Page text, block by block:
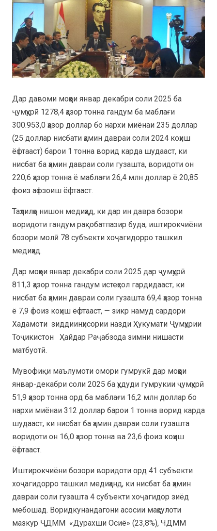
Дар давоми моҳҳои январ декабри соли 2025 ба
ҷумҳурӣ 1278,4 ҳазор тонна гандум ба маблағи
300.953,0 ҳазор доллар бо нархи миёнаи 235 доллар
(25 доллар нисбати ҳамин давраи соли 2024 коҳиш
ёфтааст) барои 1 тонна ворид карда шудааст, ки
нисбат ба ҳамин давраи соли гузашта, воридоти он
220,6 ҳазор тонна ё маблағи 26,4 млн доллар ё 20,85
фоиз афзоиш ёфтааст.
Таҳлилҳо нишон медиҳад, ки дар ин давра бозори
воридоти гандум рақобатпазир буда, иштирокчиёни
бозори молӣ 78 субъекти хоҷагидорро ташкил
медиҳад.
Дар моҳҳои январ декабри соли 2025 дар ҷумҳурӣ
811,3 ҳазор тонна гандум истеҳсол гардидааст, ки
нисбат ба ҳамин давраи соли гузашта 69,4 ҳазор тонна
ё 7,9 фоиз коҳиш ёфтааст, — зикр намуд сардори
Хадамоти зиддиинҳисории назди Ҳукумати Ҷумҳурии
Тоҷикистон Ҳайдар Раҷабзода зимни нишасти
матбуотӣ.
Мувофиқи маълумоти омори гумрукӣ дар моҳҳои
январ-декабри соли 2025 ба ҳудуди гумрукии ҷумҳурӣ
51,9 ҳазор тонна орд ба маблағи 16,2 млн доллар бо
нархи миёнаи 312 доллар барои 1 тонна ворид карда
шудааст, ки нисбат ба ҳамин давраи соли гузашта
воридоти он 16,0 ҳазор тонна ва 23,6 фоиз коҳиш
ёфтааст.
Иштирокчиёни бозори воридоти орд 41 субъекти
хоҷагидорро ташкил медиҳанд, ки нисбат ба ҳамин
давраи соли гузашта 4 субъекти хоҷагидор зиёд
мебошад. Воридкунандагони асосии маҳсулоти
мазкур ҶДММ «Дурахши Осиё» (23,8%), ЧДММ